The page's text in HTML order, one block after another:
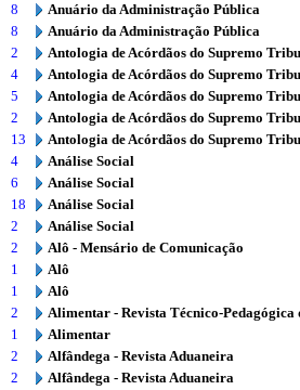
8
Anuário da Administração Pública
8
Anuário da Administração Pública
2
Antologia de Acórdãos do Supremo
4
Antologia de Acórdãos do Supremo
5
Antologia de Acórdãos do Supremo
2
Antologia de Acórdãos do Supremo
13
Antologia de Acórdãos do Supremo
4
Análise Social
6
Análise Social
18
Análise Social
2
Análise Social
2
Alô - Mensário de Comunicação
1
Alô
1
Alô
2
Alimentar - Revista Técnico-
1
Alimentar
2
Alfândega - Revista Aduaneira
2
Alfândega - Revista Aduaneira